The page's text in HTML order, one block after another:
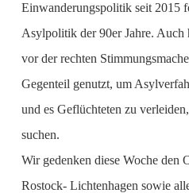
Einwanderungspolitik seit 2015
Asylpolitik der 90er Jahre.
vor der rechten
Gegenteil genutzt, um
und es Geflüchteten zu
suchen.
Wir gedenken diese Woche den
Rostock- Lichtenhagen sowie